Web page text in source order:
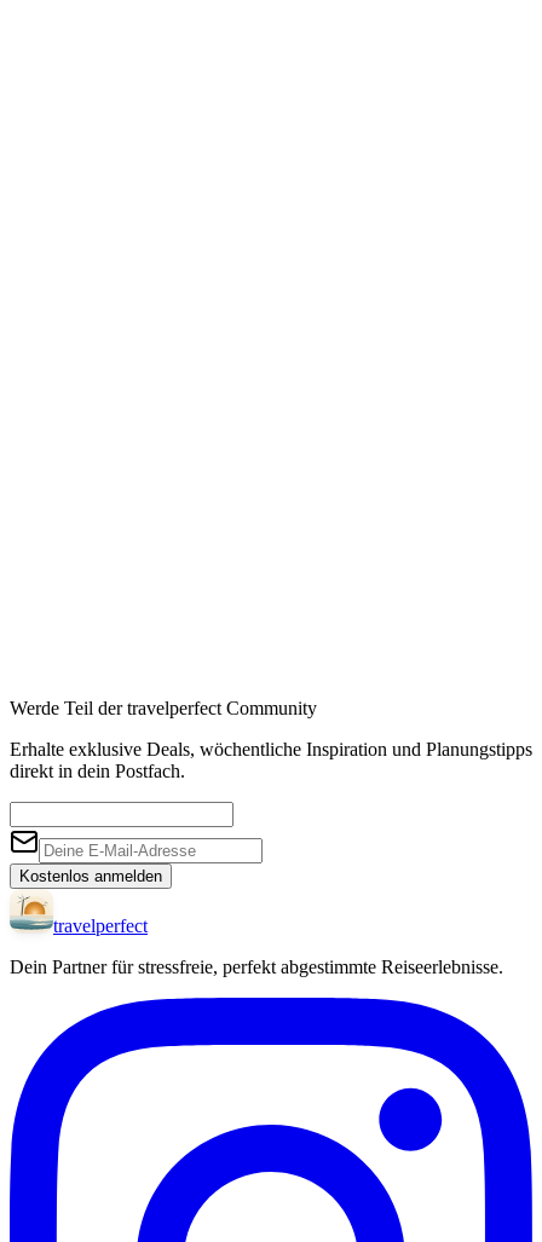
Werde Teil der travelperfect Community
Erhalte exklusive Deals, wöchentliche Inspiration und Planungstipps
direkt in dein Postfach.
Kostenlos anmelden
travelperfect
Dein Partner für stressfreie, perfekt abgestimmte Reiseerlebnisse.